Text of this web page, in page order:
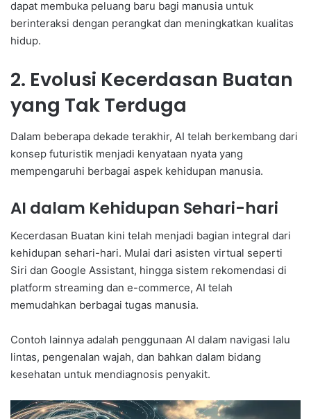
dapat membuka peluang baru bagi manusia untuk
berinteraksi dengan perangkat dan meningkatkan kualitas
hidup.
2. Evolusi Kecerdasan Buatan
yang Tak Terduga
Dalam beberapa dekade terakhir, AI telah berkembang dari
konsep futuristik menjadi kenyataan nyata yang
mempengaruhi berbagai aspek kehidupan manusia.
AI dalam Kehidupan Sehari-hari
Kecerdasan Buatan kini telah menjadi bagian integral dari
kehidupan sehari-hari. Mulai dari asisten virtual seperti
Siri dan Google Assistant, hingga sistem rekomendasi di
platform streaming dan e-commerce, AI telah
memudahkan berbagai tugas manusia.
Contoh lainnya adalah penggunaan AI dalam navigasi lalu
lintas, pengenalan wajah, dan bahkan dalam bidang
kesehatan untuk mendiagnosis penyakit.